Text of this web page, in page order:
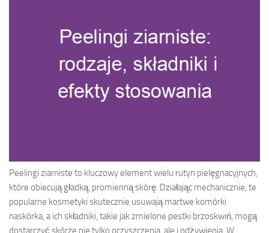
Peelingi ziarniste to kluczowy element wielu rutyn pielęgnacyjnych,
które obiecują gładką, promienną skórę. Działając mechanicznie, te
popularne kosmetyki skutecznie usuwają martwe komórki
naskórka, a ich składniki, takie jak zmielone pestki brzoskwiń, mogą
dostarczyć skórze nie tylko oczyszczenia, ale i odżywienia. W